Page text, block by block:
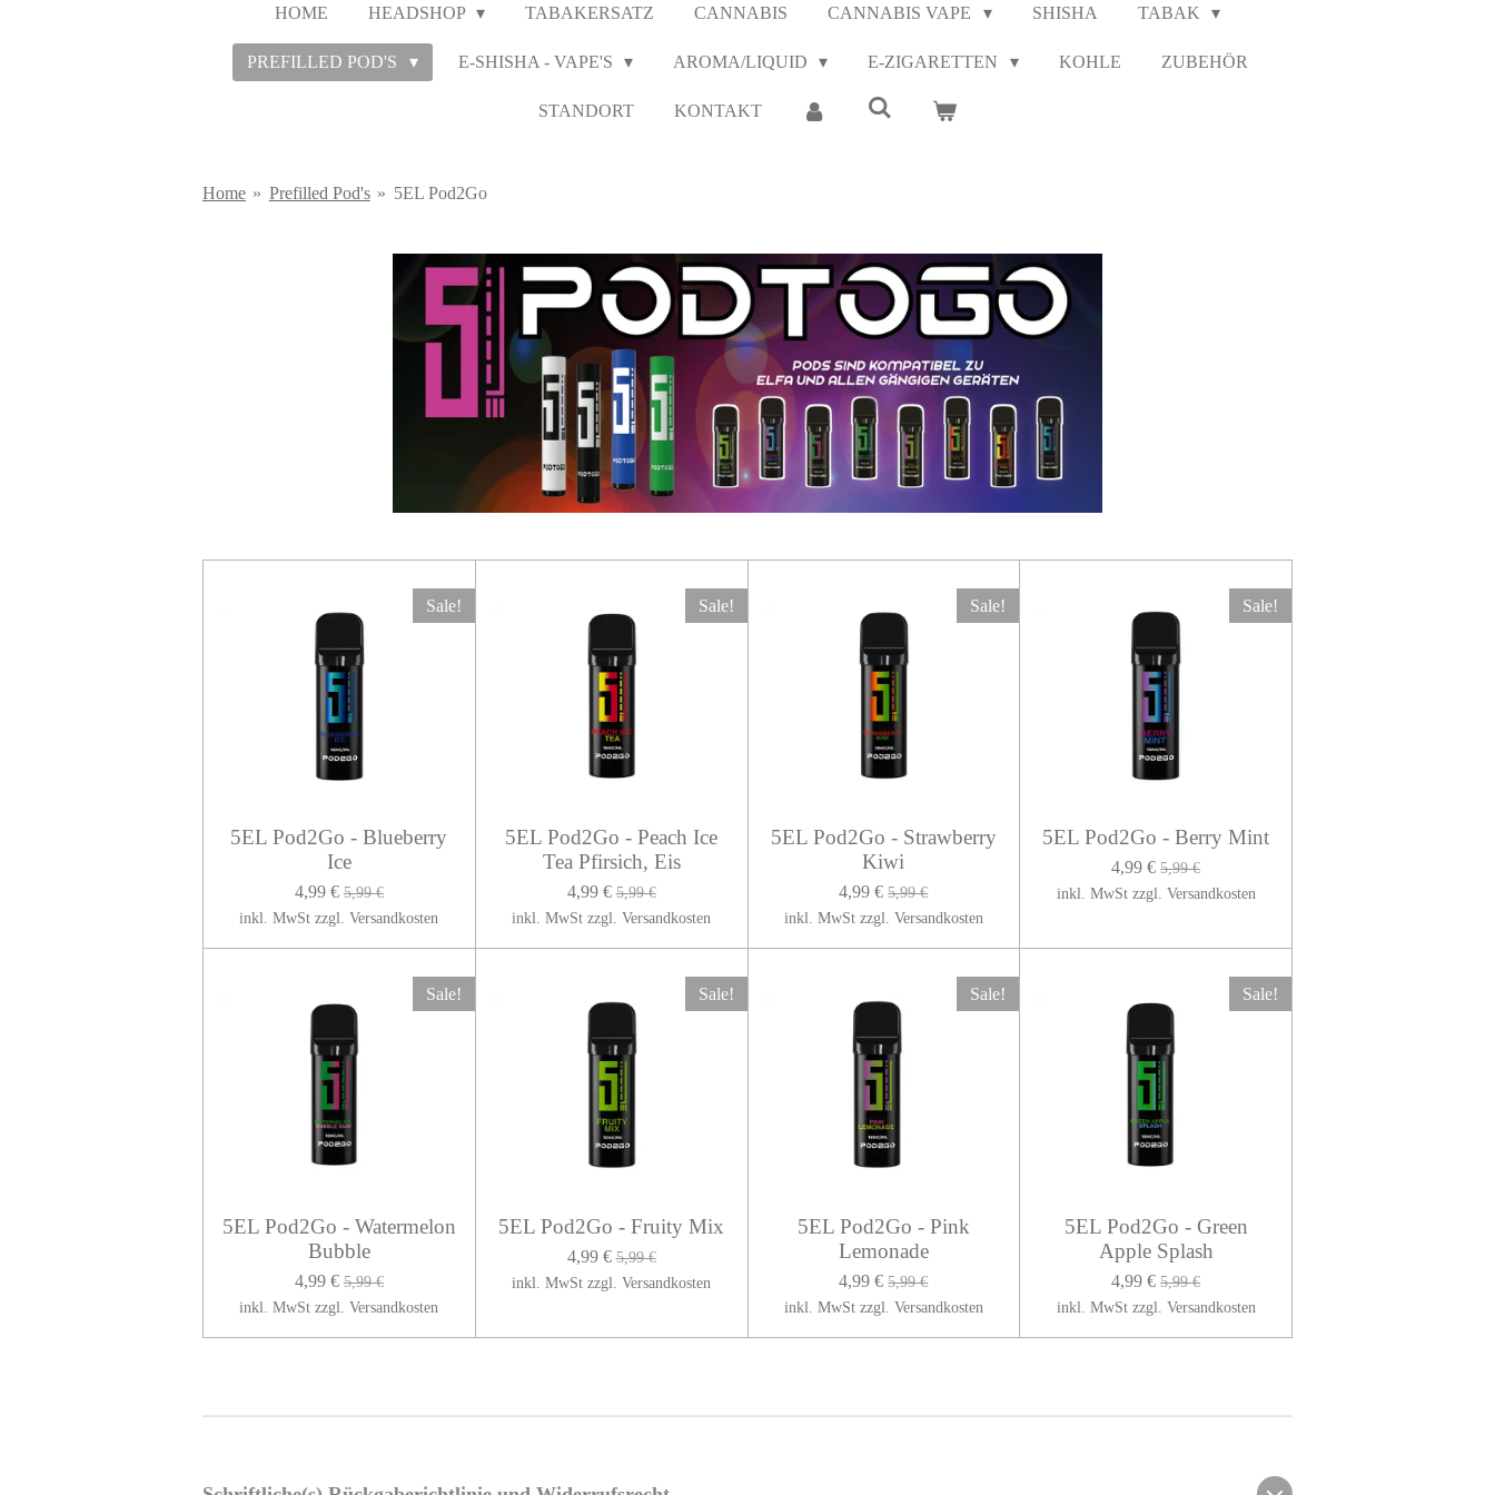
HOME HEADSHOP TABAKERSATZ CANNABIS CANNABIS VAPE SHISHA TABAK
PREFILLED POD'S E-SHISHA - VAPE'S AROMA/LIQUID E-ZIGARETTEN KOHLE ZUBEHÖR
STANDORT KONTAKT
Home » Prefilled Pod's » 5EL Pod2Go
Sale!
5EL Pod2Go - Blueberry
Ice
4,99 € 5,99 €
inkl. MwSt zzgl. Versandkosten
Sale!
5EL Pod2Go - Peach Ice
Tea Pfirsich, Eis
4,99 € 5,99 €
inkl. MwSt zzgl. Versandkosten
Sale!
5EL Pod2Go - Strawberry
Kiwi
4,99 € 5,99 €
inkl. MwSt zzgl. Versandkosten
Sale!
5EL Pod2Go - Berry Mint
4,99 € 5,99 €
inkl. MwSt zzgl. Versandkosten
Sale!
5EL Pod2Go - Watermelon
Bubble
4,99 € 5,99 €
inkl. MwSt zzgl. Versandkosten
Sale!
5EL Pod2Go - Fruity Mix
4,99 € 5,99 €
inkl. MwSt zzgl. Versandkosten
Sale!
5EL Pod2Go - Pink
Lemonade
4,99 € 5,99 €
inkl. MwSt zzgl. Versandkosten
Sale!
5EL Pod2Go - Green
Apple Splash
4,99 € 5,99 €
inkl. MwSt zzgl. Versandkosten